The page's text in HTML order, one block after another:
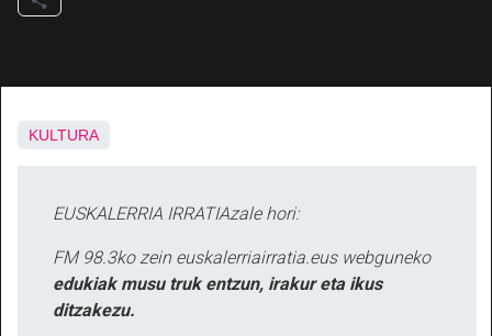
KULTURA
EUSKALERRIA IRRATIAzale hori:
FM 98.3ko zein euskalerriairratia.eus webguneko
edukiak musu truk entzun, irakur eta ikus
ditzakezu.